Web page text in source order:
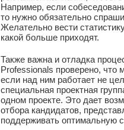
Например, если
то нужно обязательно
Желательно вести
какой больше приходят.
Также важна и отладка
Professionals проверено, что
если над ним работает не
специальная проектная
одном проекте. Это дает
отбора кандидатов,
поддерживать оптимальную